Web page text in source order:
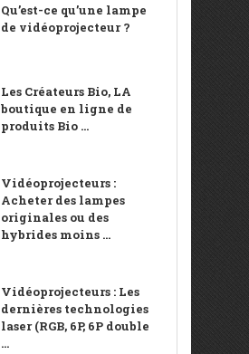
Qu’est-ce qu’une lampe
de vidéoprojecteur ?
Les Créateurs Bio, LA
boutique en ligne de
produits Bio ...
Vidéoprojecteurs :
Acheter des lampes
originales ou des
hybrides moins ...
Vidéoprojecteurs : Les
dernières technologies
laser (RGB, 6P, 6P double
...